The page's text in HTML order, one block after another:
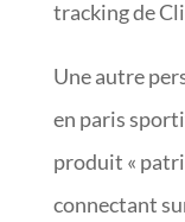
tracking de
Une autre
en paris
produit «
connectant